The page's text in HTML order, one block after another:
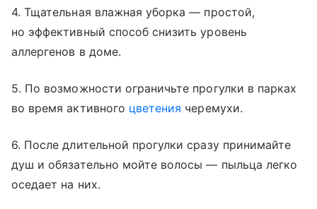
4. Тщательная влажная уборка — простой,
но эффективный способ снизить уровень
аллергенов в доме.
5. По возможности ограничьте прогулки в парках
во время активного цветения черемухи.
6. После длительной прогулки сразу принимайте
душ и обязательно мойте волосы — пыльца легко
оседает на них.